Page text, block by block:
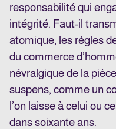
responsabilité qui
intégrité. Faut-il
atomique, les règles
du commerce
névralgique de la
suspens, comme un
l’on laisse à celui ou
dans soixante ans.